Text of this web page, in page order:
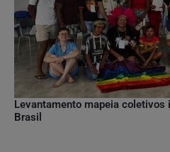
Levantamento mapeia coletivos
Brasil